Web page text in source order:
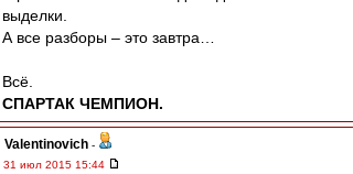
выделки.
А все разборы – это завтра…
Всё.
СПАРТАК ЧЕМПИОН.
Valentinovich -
31 июл 2015 15:44